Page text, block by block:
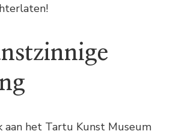
aan het Tartu Kunst Museum